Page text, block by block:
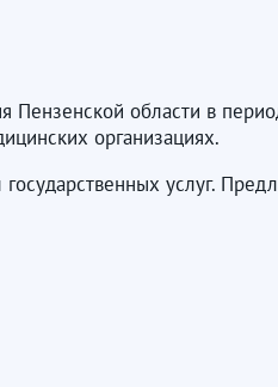
Пензенской области в
организациях.
услуг.